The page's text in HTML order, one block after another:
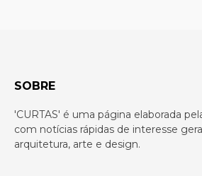
SOBRE
'CURTAS' é uma página elaborada
com notícias rápidas de interesse
arquitetura, arte e design.